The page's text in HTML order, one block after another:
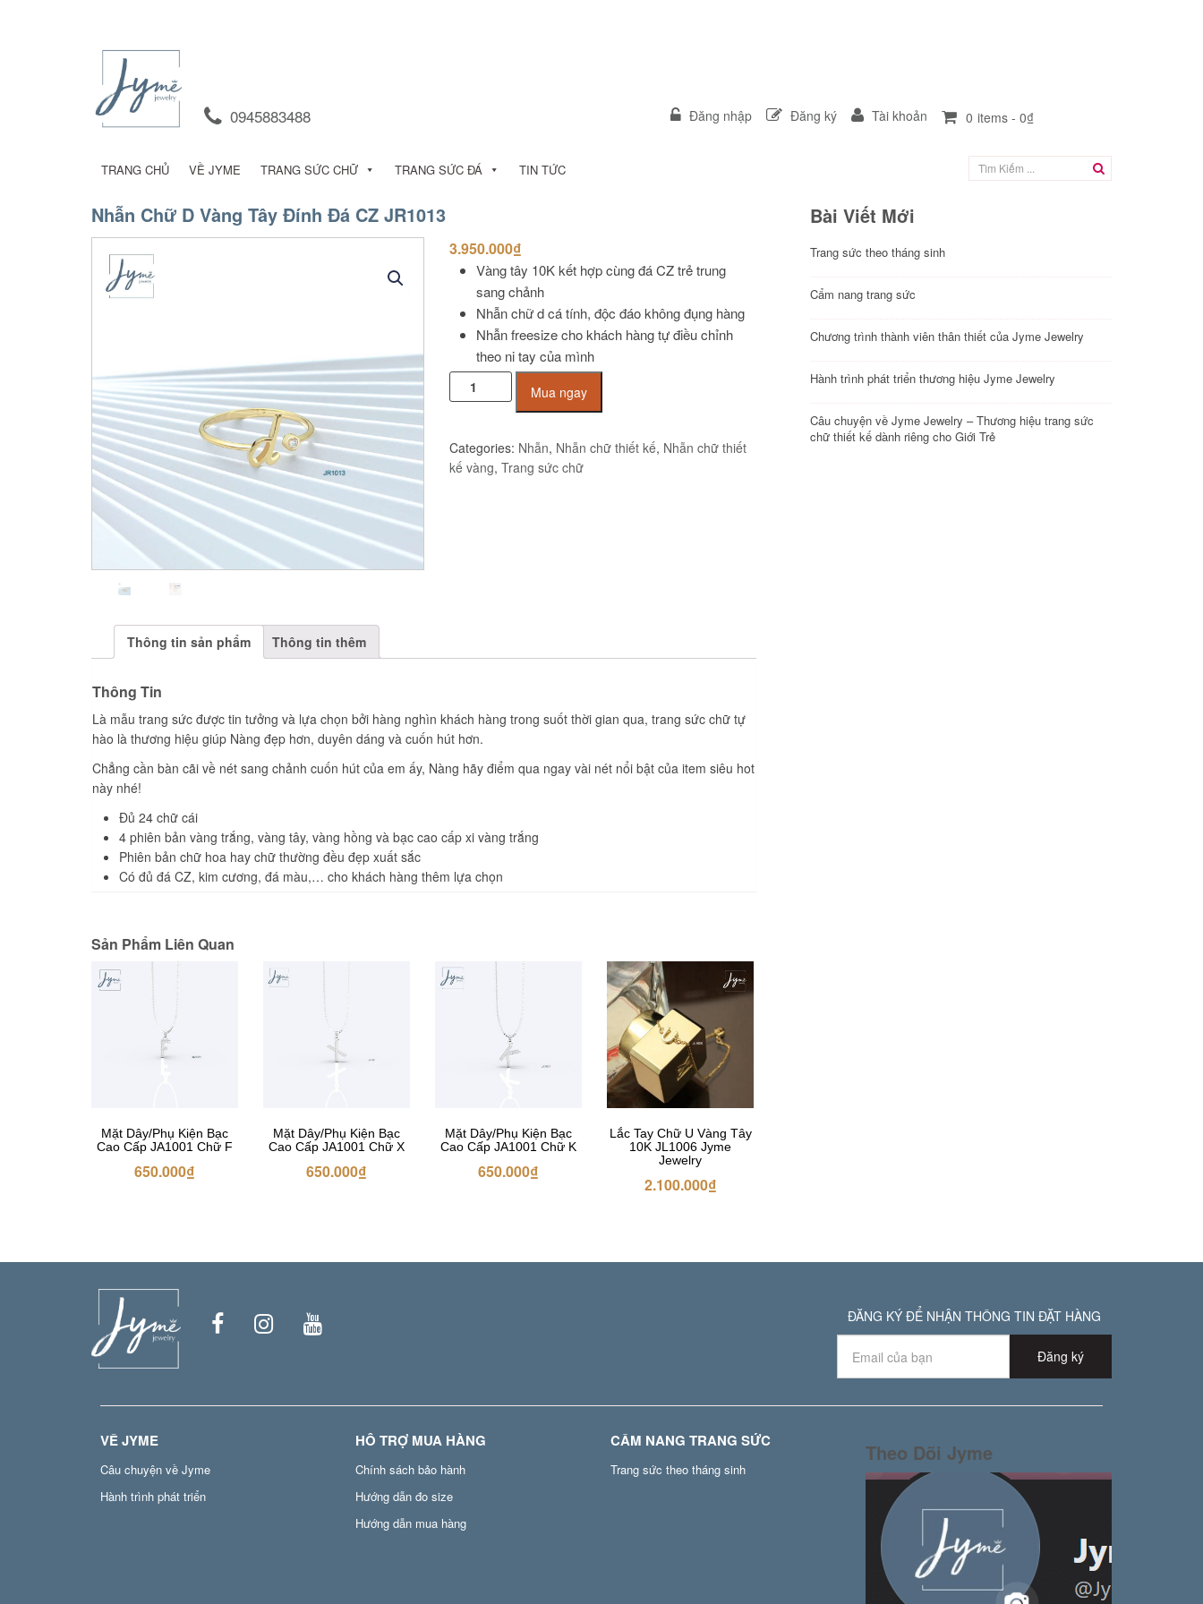
0945883488 Đăng nhập Đăng ký Tài khoản 0 items - 0₫
TRANG CHỦ VỀ JYME TRANG SỨC CHỮ TRANG SỨC ĐÁ TIN TỨC
Nhẫn Chữ D Vàng Tây Đính Đá CZ JR1013
3.950.000₫
Vàng tây 10K kết hợp cùng đá CZ trẻ trung
sang chảnh
Nhẫn chữ d cá tính, độc đáo không đụng hàng
Nhẫn freesize cho khách hàng tự điều chỉnh
theo ni tay của mình
Nhẫn
chữ
vàng
tây
Mua ngay
Categories: Nhẫn, Nhẫn chữ thiết kế, Nhẫn chữ thiết
kế vàng, Trang sức chữ
Thông tin sản phẩm Thông tin thêm
Thông Tin
Là mẫu trang sức được tin tưởng và lựa chọn bởi hàng nghìn khách hàng trong suốt thời gian qua, trang sức chữ tự
hào là thương hiệu giúp Nàng đẹp hơn, duyên dáng và cuốn hút hơn.
Chẳng cần bàn cãi về nét sang chảnh cuốn hút của em ấy, Nàng hãy điểm qua ngay vài nét nổi bật của item siêu hot
này nhé!
Đủ 24 chữ cái
4 phiên bản vàng trắng, vàng tây, vàng hồng và bạc cao cấp xi vàng trắng
Phiên bản chữ hoa hay chữ thường đều đẹp xuất sắc
Có đủ đá CZ, kim cương, đá màu,… cho khách hàng thêm lựa chọn
Sản Phẩm Liên Quan
Mặt Dây/Phụ Kiện Bạc
Cao Cấp JA1001 Chữ F
650.000₫
Mặt Dây/Phụ Kiện Bạc
Cao Cấp JA1001 Chữ X
650.000₫
Mặt Dây/Phụ Kiện Bạc
Cao Cấp JA1001 Chữ K
650.000₫
Lắc Tay Chữ U Vàng Tây
10K JL1006 Jyme
Jewelry
2.100.000₫
Bài Viết Mới
Trang sức theo tháng sinh
Cẩm nang trang sức
Chương trình thành viên thân thiết của Jyme Jewelry
Hành trình phát triển thương hiệu Jyme Jewelry
Câu chuyện về Jyme Jewelry – Thương hiệu trang sức
chữ thiết kế dành riêng cho Giới Trẻ
ĐĂNG KÝ ĐỂ NHẬN THÔNG TIN ĐẶT HÀNG
Đăng ký
VỀ JYME
Câu chuyện về Jyme
Hành trình phát triển
HỖ TRỢ MUA HÀNG
Chính sách bảo hành
Hướng dẫn đo size
Hướng dẫn mua hàng
CẨM NANG TRANG SỨC
Trang sức theo tháng sinh
Theo Dõi Jyme